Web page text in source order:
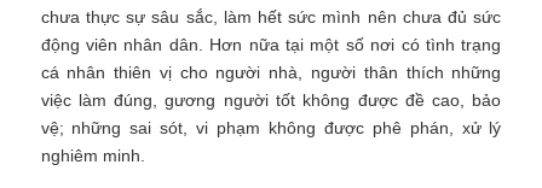
chưa thực sự sâu sắc, làm hết sức mình nên chưa đủ sức
động viên nhân dân. Hơn nữa tại một số nơi có tình trạng
cá nhân thiên vị cho người nhà, người thân thích những
việc làm đúng, gương người tốt không được đề cao, bảo
vệ; những sai sót, vi phạm không được phê phán, xử lý
nghiêm minh.